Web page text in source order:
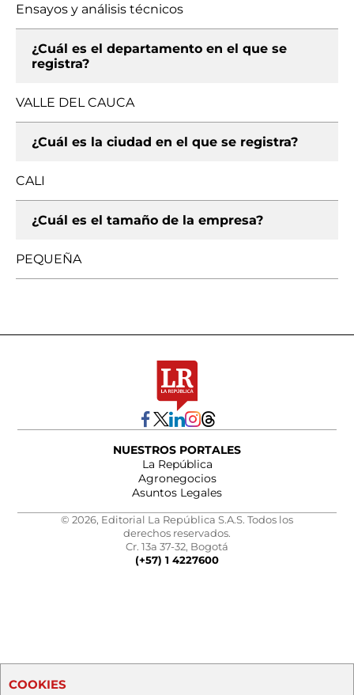
Ensayos y análisis técnicos
¿Cuál es el departamento en el que se
registra?
VALLE DEL CAUCA
¿Cuál es la ciudad en el que se registra?
CALI
¿Cuál es el tamaño de la empresa?
PEQUEÑA
NUESTROS PORTALES
La República
Agronegocios
Asuntos Legales
© 2026, Editorial La República S.A.S. Todos los
derechos reservados.
Cr. 13a 37-32, Bogotá
(+57) 1 4227600
COOKIES